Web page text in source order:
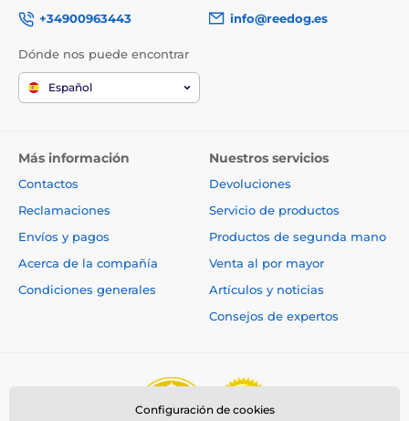
+34900963443
info@reedog.es
Dónde nos puede encontrar
Español
Más información
Contactos
Reclamaciones
Envíos y pagos
Acerca de la compañía
Condiciones generales
Nuestros servicios
Devoluciones
Servicio de productos
Productos de segunda mano
Venta al por mayor
Artículos y noticias
Consejos de expertos
Configuración de cookies